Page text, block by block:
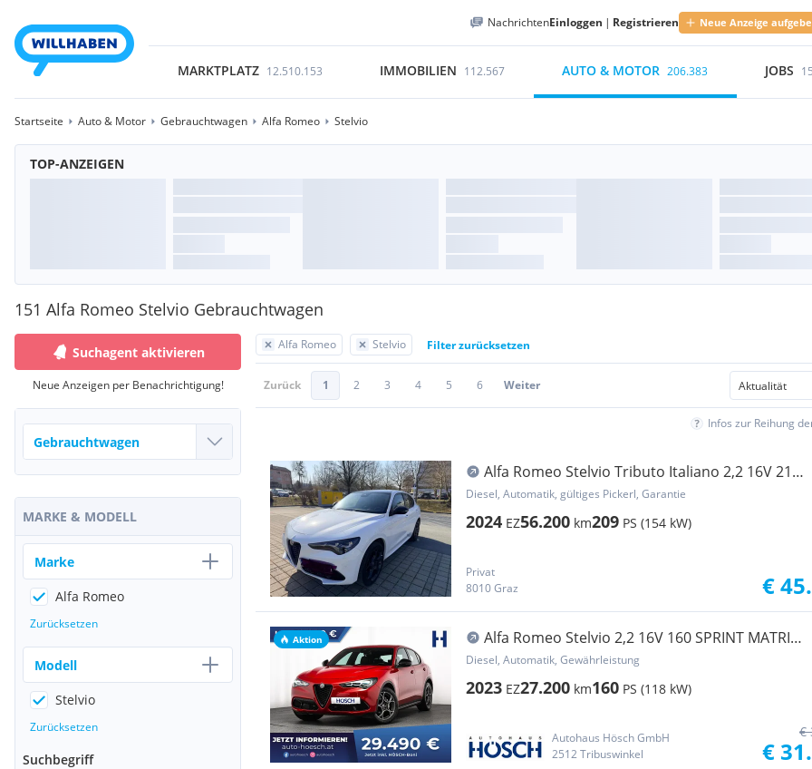
NachrichtenEinloggen | Registrieren Neue Anzeige
MARKTPLATZ 12.510.153 IMMOBILIEN 112.567 AUTO & MOTOR 206.383 JOBS
Startseite Auto & Motor Gebrauchtwagen Alfa Romeo Stelvio
TOP-ANZEIGEN
151 Alfa Romeo Stelvio Gebrauchtwagen
Alfa Romeo Stelvio Filter zurücksetzen
Zurück 1 2 3 4 5 6 Weiter
Infos zur Reihung
Alfa Romeo Stelvio Tributo Italiano 2,2 16V 210
AT8 Q4
Diesel, Automatik, gültiges Pickerl, Garantie
2024 EZ56.200 km209 PS (154 kW)
Privat
8010 Graz
€
Aktion
Alfa Romeo Stelvio 2,2 16V 160 SPRINT MATRIX
ACC KAMERA 19er
Diesel, Automatik, Gewährleistung
2023 EZ27.200 km160 PS (118 kW)
Autohaus Hösch GmbH
2512 Tribuswinkel
€
€
Suchagent aktivieren
Neue Anzeigen per Benachrichtigung!
MARKE & MODELL
Marke
Alfa Romeo
Zurücksetzen
Modell
Stelvio
Zurücksetzen
Suchbegriff